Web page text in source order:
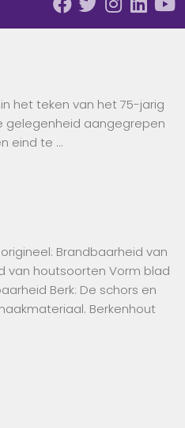
het teken van het 75-jarig
gelegenheid aangegrepen
eind te …
Brandbaarheid van
van houtsoorten Vorm blad
Berk: De schors en
Berkenhout